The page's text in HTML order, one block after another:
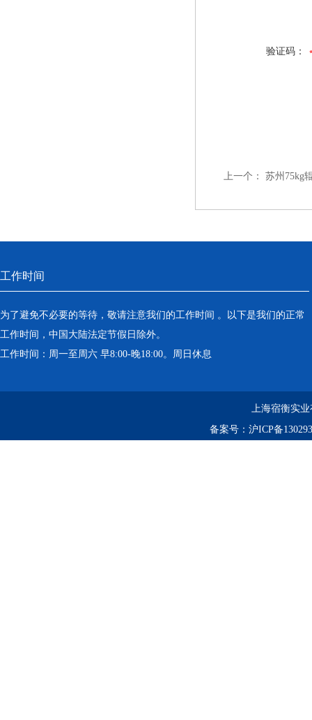
验证码：
上一个： 苏州75kg
工作时间
为了避免不必要的等待，敬请注意我们的工作时间 。以下是我们的正常
工作时间，中国大陆法定节假日除外。
工作时间：周一至周六 早8:00-晚18:00。周日休息
上海宿衡实
备案号： 沪ICP备